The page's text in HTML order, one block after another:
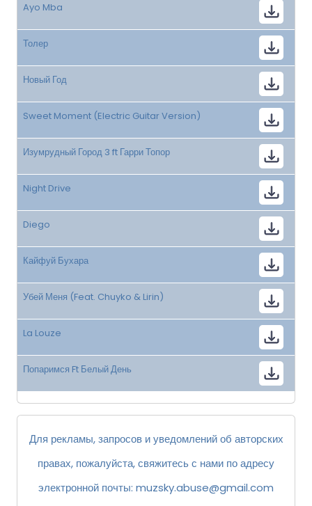
Ayo Mba
Толер
Новый Год
Sweet Moment (Electric Guitar Version)
Изумрудный Город 3 ft Гарри Топор
Night Drive
Diego
Кайфуй Бухара
Убей Меня (Feat. Chuyko & Lirin)
La Louze
Попаримся Ft Белый День
Для рекламы, запросов и уведомлений об авторских
правах, пожалуйста, свяжитесь с нами по адресу
электронной почты: muzsky.abuse@gmail.com